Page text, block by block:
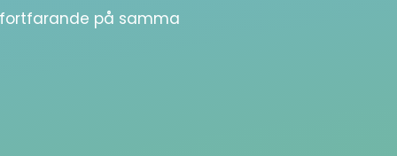
på samma